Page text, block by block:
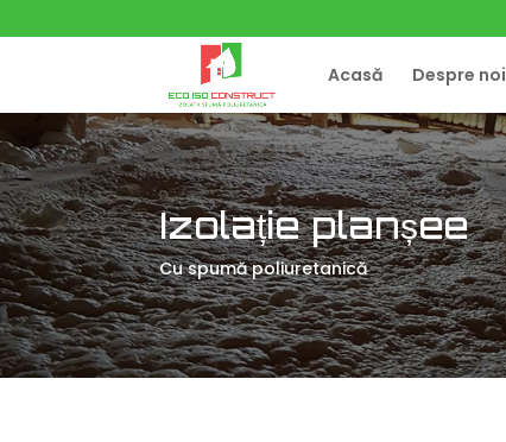
Acasă Despre noi
Izolație planșee
Cu spumă poliuretanică